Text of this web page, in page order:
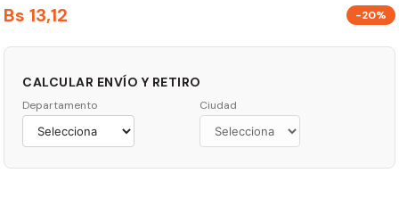
Bs 13,12 -20%
CALCULAR ENVÍO Y RETIRO
Departamento Ciudad